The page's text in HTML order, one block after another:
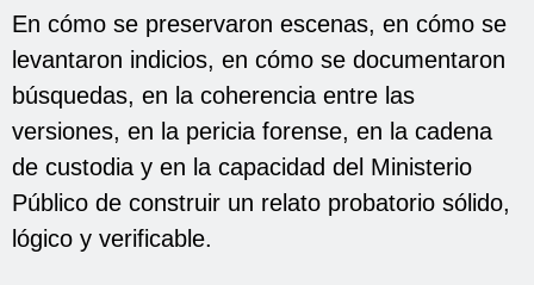
En cómo se preservaron escenas, en cómo se
levantaron indicios, en cómo se documentaron
búsquedas, en la coherencia entre las
versiones, en la pericia forense, en la cadena
de custodia y en la capacidad del Ministerio
Público de construir un relato probatorio sólido,
lógico y verificable.